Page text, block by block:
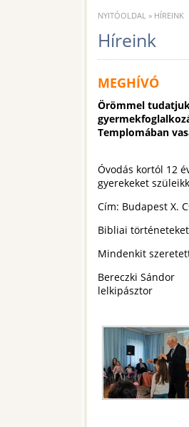
NYITÓOLDAL » HÍREINK
Híreink
MEGHÍVÓ
Örömmel
Templomában
Óvodás kortól 12
gyerekeket
Cím: Budapest X.
Bibliai
Mindenkit
Bereczki Sándor
lelkipásztor